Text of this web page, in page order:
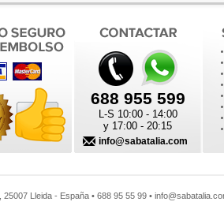
688 955 599
L-S 10:00 - 14:00
y 17:00 - 20:15
info@sabatalia.com
25007 Lleida - España • 688 95 55 99 •